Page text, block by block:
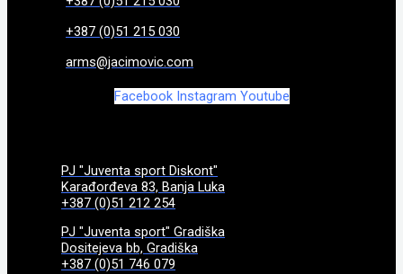
+387 (0)51 215 030
arms@jacimovic.com
Facebook Instagram Youtube
PJ "Juventa sport Diskont"
Karađorđeva 83, Banja Luka
+387 (0)51 212 254
PJ "Juventa sport" Gradiška
Dositejeva bb, Gradiška
+387 (0)51 746 079